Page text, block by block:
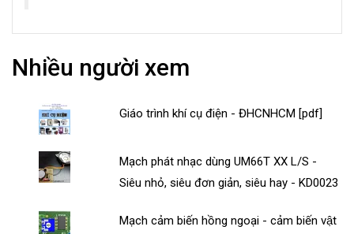
Nhiều người xem
Giáo trình khí cụ điện - ĐHCNHCM [pdf]
Mạch phát nhạc dùng UM66T XX L/S -
Siêu nhỏ, siêu đơn giản, siêu hay - KD0023
Mạch cảm biến hồng ngoại - cảm biến vật